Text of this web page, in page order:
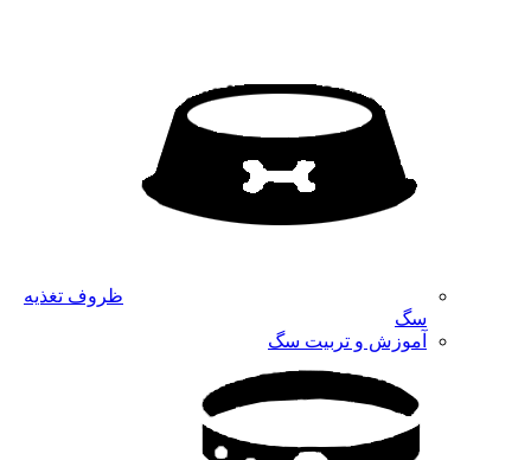
ظروف تغذیه
سگ
آموزش و تربیت سگ